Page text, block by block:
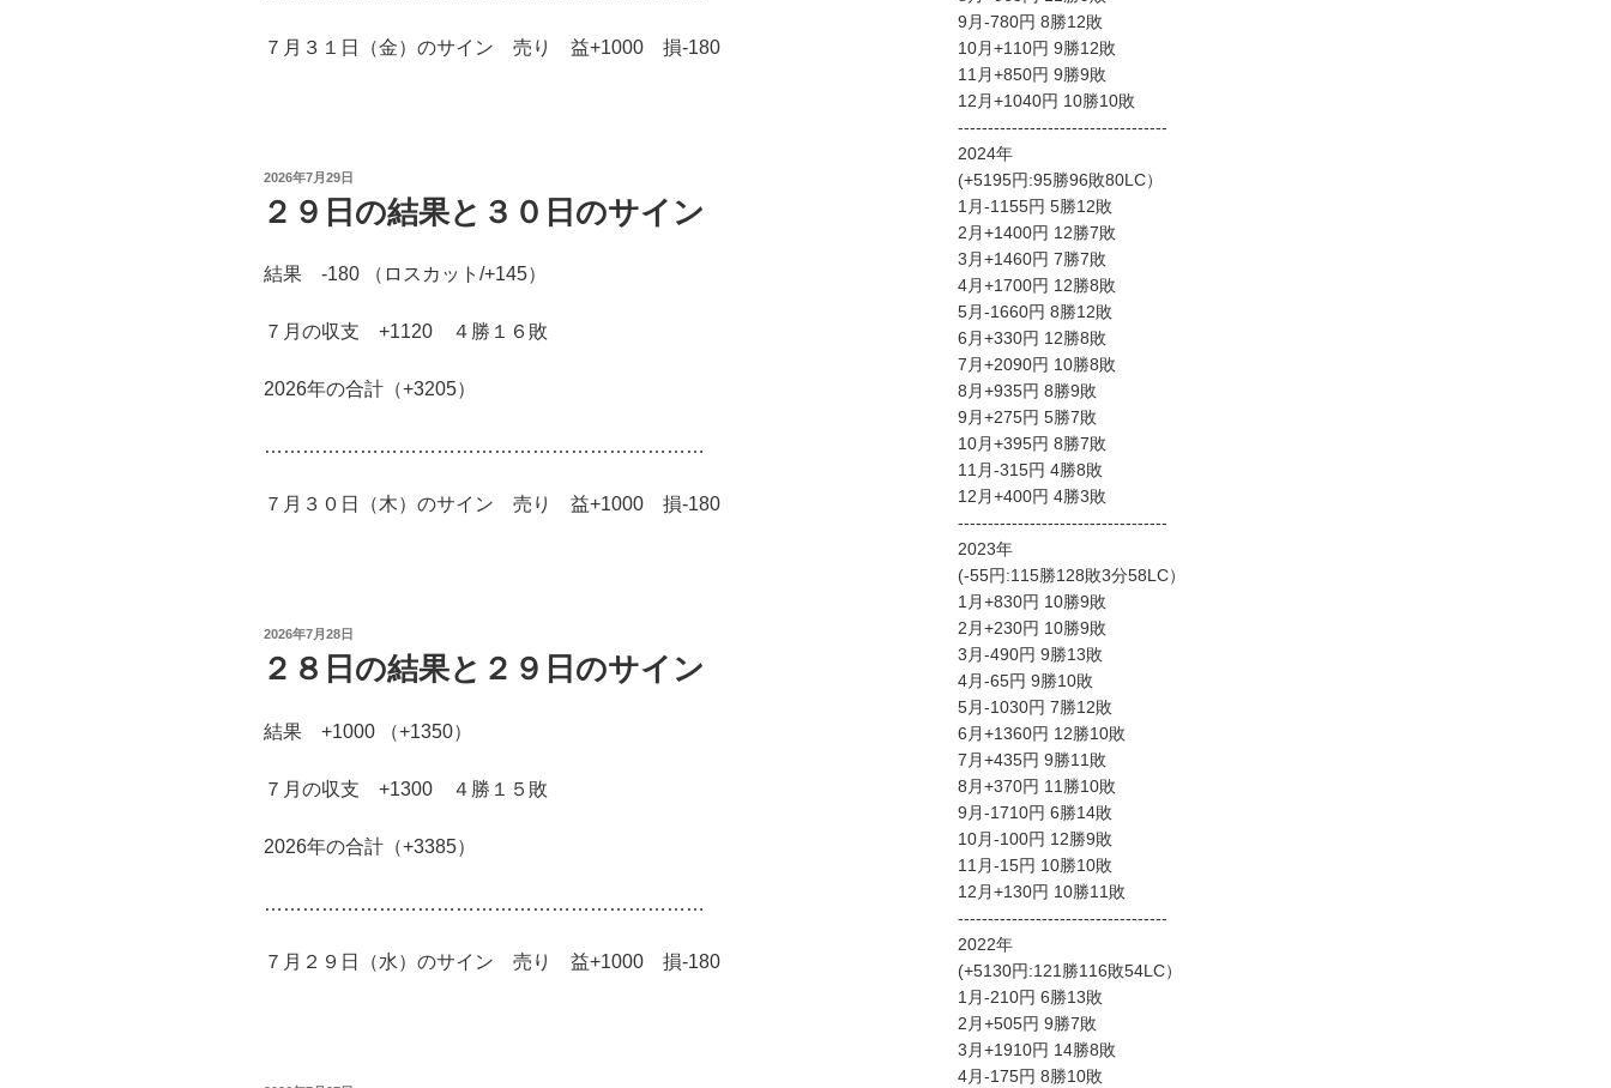
７月３１日（金）のサイン 売り 益+1000 損-180
投
日:
2026年7月29日
２９日の結果と３０日のサイン
結果 -180 （ロスカット/+145）
７月の収支 +1120 ４勝１６敗
2026年の合計（+3205）
……………………………………………………………
７月３０日（木）のサイン 売り 益+1000 損-180
投
日:
2026年7月28日
２８日の結果と２９日のサイン
結果 +1000 （+1350）
７月の収支 +1300 ４勝１５敗
2026年の合計（+3385）
……………………………………………………………
７月２９日（水）のサイン 売り 益+1000 損-180
9月-780円 8勝12敗
10月+110円 9勝12敗
11月+850円 9勝9敗
12月+1040円 10勝10敗
-----------------------------------
2024年
(+5195円:95勝96敗80LC）
1月-1155円 5勝12敗
2月+1400円 12勝7敗
3月+1460円 7勝7敗
4月+1700円 12勝8敗
5月-1660円 8勝12敗
6月+330円 12勝8敗
7月+2090円 10勝8敗
8月+935円 8勝9敗
9月+275円 5勝7敗
10月+395円 8勝7敗
11月-315円 4勝8敗
12月+400円 4勝3敗
-----------------------------------
2023年
(-55円:115勝128敗3分58LC）
1月+830円 10勝9敗
2月+230円 10勝9敗
3月-490円 9勝13敗
4月-65円 9勝10敗
5月-1030円 7勝12敗
6月+1360円 12勝10敗
7月+435円 9勝11敗
8月+370円 11勝10敗
9月-1710円 6勝14敗
10月-100円 12勝9敗
11月-15円 10勝10敗
12月+130円 10勝11敗
-----------------------------------
2022年
(+5130円:121勝116敗54LC）
1月-210円 6勝13敗
2月+505円 9勝7敗
3月+1910円 14勝8敗
4月-175円 8勝10敗